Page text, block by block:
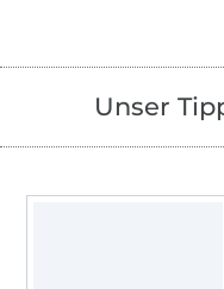
Unser